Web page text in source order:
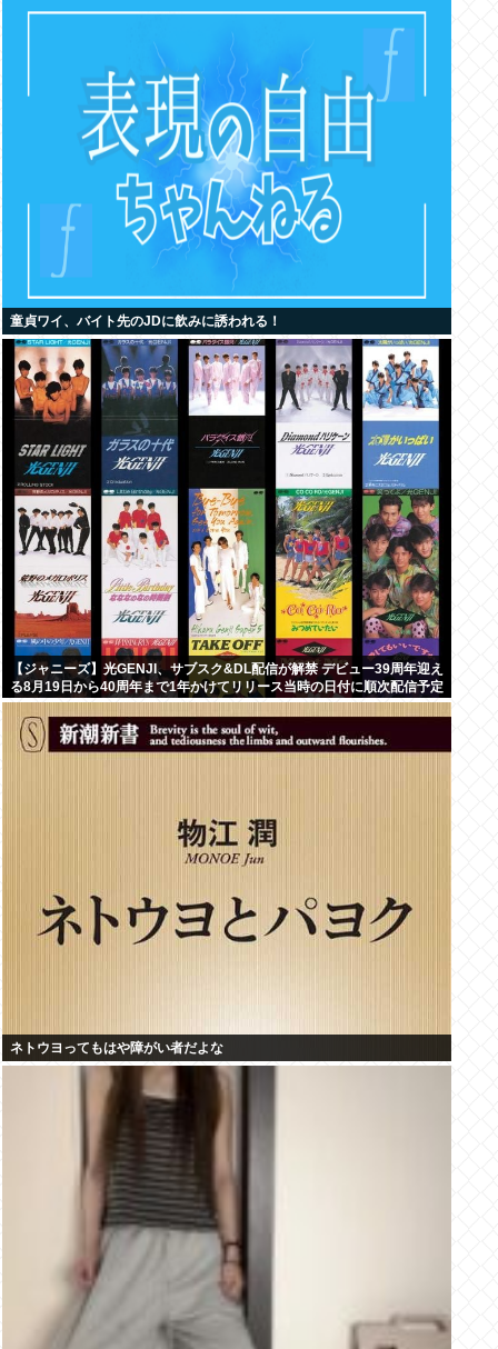
童貞ワイ、バイト先のJDに飲みに誘われる！
【ジャニーズ】光GENJI、サブスク&DL配信が解禁 デビュー39周年迎え
る8月19日から40周年まで1年かけてリリース当時の日付に順次配信予定
ネトウヨってもはや障がい者だよな